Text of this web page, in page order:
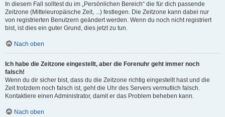
In diesem Fall solltest du im „Persönlichen Bereich“ die für dich passende
Zeitzone (Mitteleuropäische Zeit, ...) festlegen. Die Zeitzone kann dabei nur
von registrierten Benutzern geändert werden. Wenn du noch nicht registriert
bist, ist dies ein guter Grund, dies jetzt zu tun.
Nach oben
Ich habe die Zeitzone eingestellt, aber die Forenuhr geht immer noch
falsch!
Wenn du dir sicher bist, dass du die Zeitzone richtig eingestellt hast und die
Zeit trotzdem noch falsch ist, geht die Uhr des Servers vermutlich falsch.
Kontaktiere einen Administrator, damit er das Problem beheben kann.
Nach oben